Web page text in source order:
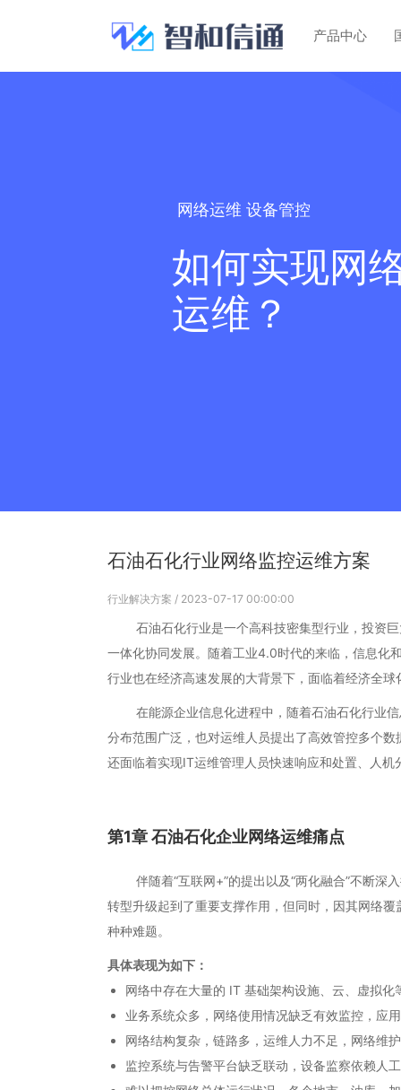
产品中心
网络运维 设备管控
如何实现网
运维？
石油石化行业网络监控运维方案
行业解决方案 / 2023-07-17 00:00:00
石油石化行业是一个高科技密集型行业，投资巨
一体化协同发展。随着工业4.0时代的来临，信息化
行业也在经济高速发展的大背景下，面临着经济全
在能源企业信息化进程中，随着石油石化行业信
分布范围广泛，也对运维人员提出了高效管控多个
还面临着实现IT运维管理人员快速响应和处置、人
第1章 石油石化企业网络运维痛点
伴随着“互联网+”的提出以及“两化融合”不断深
转型升级起到了重要支撑作用，但同时，因其网络
种种难题。
具体表现为如下：
网络中存在大量的 IT 基础架构设施、云、虚拟
业务系统众多，网络使用情况缺乏有效监控，应
网络结构复杂，链路多，运维人力不足，网络维
监控系统与告警平台缺乏联动，设备监察依赖人